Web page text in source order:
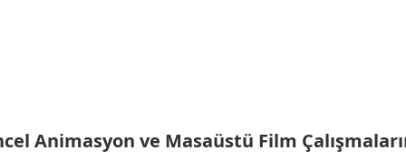
Animasyon ve Masaüstü Film